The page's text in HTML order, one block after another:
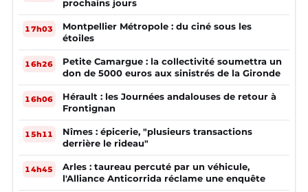
prochains jours
17h03
Montpellier Métropole : du ciné sous les
étoiles
16h26
Petite Camargue : la collectivité soumettra un
don de 5000 euros aux sinistrés de la Gironde
16h06
Hérault : les Journées andalouses de retour à
Frontignan
15h11
Nîmes : épicerie, "plusieurs transactions
derrière le rideau"
14h45
Arles : taureau percuté par un véhicule,
l'Alliance Anticorrida réclame une enquête